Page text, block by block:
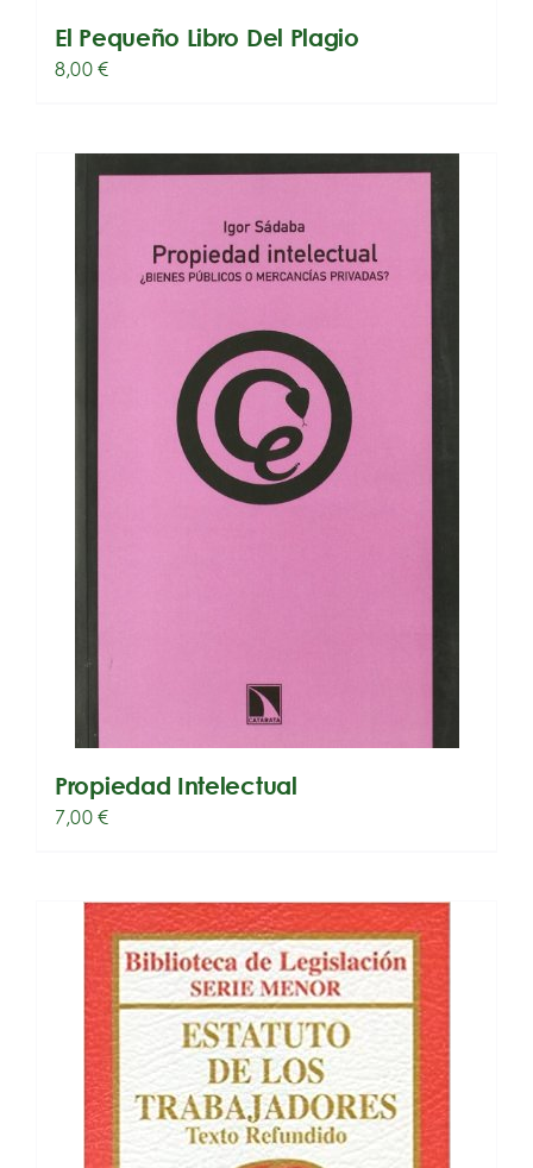
El Pequeño Libro Del Plagio
8,00€
Propiedad Intelectual
7,00€